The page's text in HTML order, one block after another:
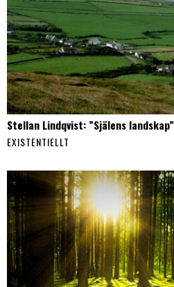
Stellan Lindqvist: ”Själens landskap”
EXISTENTIELLT